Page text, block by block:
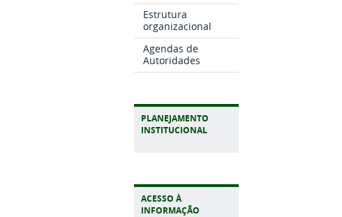
Estrutura
organizacional
Agendas de
Autoridades
PLANEJAMENTO
INSTITUCIONAL
ACESSO À
INFORMAÇÃO